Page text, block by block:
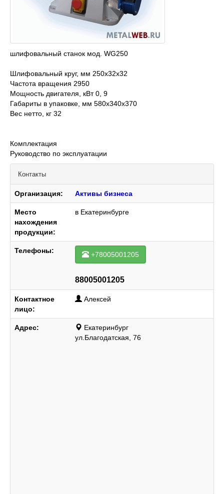
шлифовальный станок мод. WG250
Шлифовальный круг, мм 250x32x32
Частота вращения 2950
Мощность двигателя, кВт 0, 9
Габариты в упаковке, мм 580х340х370
Вес нетто, кг 32
Комплектация
Руководство по эксплуатации
Контакты
Организация: Активы бизнеса
Место
нахождения
продукции:
в Екатеринбурге
Телефоны: +78005001205
88005001205
Контактное
лицо:
Алексей
Адрес:
Екатеринбург
ул.Благодатская, 76